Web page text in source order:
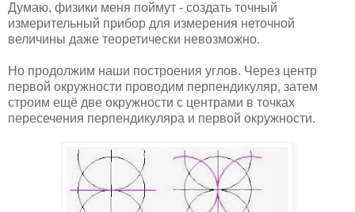
Думаю, физики меня поймут - создать точный
измерительный прибор для измерения неточной
величины даже теоретически невозможно.
Но продолжим наши построения углов. Через центр
первой окружности проводим перпендикуляр, затем
строим ещё две окружности с центрами в точках
пересечения перпендикуляра и первой окружности.